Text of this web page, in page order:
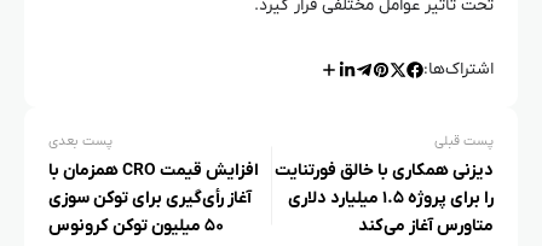
تحت تأثیر عوامل مختلفی قرار گیرد.
اشتراک‌ها:
پست قبلی
دیزنی همکاری با خالق فورتنایت
را برای پروژه ۱.۵ میلیارد دلاری
متاورس آغاز می‌کند
پست بعدی
افزایش قیمت CRO همزمان با
آغاز رأی‌گیری برای توکن سوزی
۵۰ میلیون توکن کرونوس